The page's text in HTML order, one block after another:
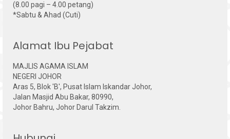
(8.00 pagi – 4.00 petang)
*Sabtu & Ahad (Cuti)
Alamat Ibu Pejabat
MAJLIS AGAMA ISLAM
NEGERI JOHOR
Aras 5, Blok 'B', Pusat Islam Iskandar Johor,
Jalan Masjid Abu Bakar, 80990,
Johor Bahru, Johor Darul Takzim.